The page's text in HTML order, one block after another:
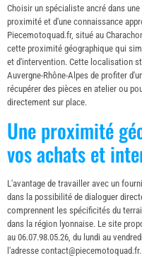
Choisir un spécialiste ancré dans
proximité et d'une connaissance
Piecemotoquad.fr, situé au
cette proximité géographique qui
et d'intervention. Cette localisation
Auvergne-Rhône-Alpes de profiter
récupérer des pièces en atelier ou
directement sur place.
Une proximité
vos achats et
L'avantage de travailler avec un
dans la possibilité de dialoguer
comprennent les spécificités du
dans la région lyonnaise. Le site
au 06.07.98.05.26, du lundi au
l'adresse contact@piecemotoquad.fr